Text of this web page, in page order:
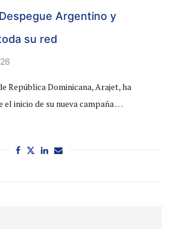
Argentino y
su red
República Dominicana, Arajet, ha
inicio de su nueva campaña …